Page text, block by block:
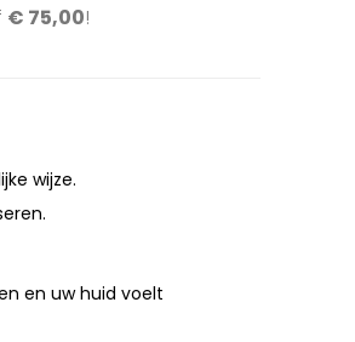
€ 75,00!
wijze.
en uw huid voelt